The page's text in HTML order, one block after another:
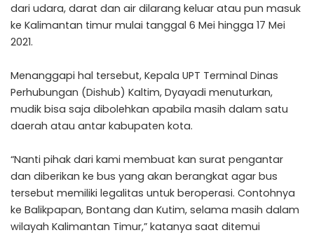
dari udara, darat dan air dilarang keluar atau pun masuk
ke Kalimantan timur mulai tanggal 6 Mei hingga 17 Mei
2021.
Menanggapi hal tersebut, Kepala UPT Terminal Dinas
Perhubungan (Dishub) Kaltim, Dyayadi menuturkan,
mudik bisa saja dibolehkan apabila masih dalam satu
daerah atau antar kabupaten kota.
“Nanti pihak dari kami membuat kan surat pengantar
dan diberikan ke bus yang akan berangkat agar bus
tersebut memiliki legalitas untuk beroperasi. Contohnya
ke Balikpapan, Bontang dan Kutim, selama masih dalam
wilayah Kalimantan Timur,” katanya saat ditemui